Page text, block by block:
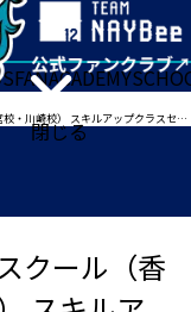
閉じる
FANACADEMY
ルアップクラスセレクション」実施のお知らせ
クール（香